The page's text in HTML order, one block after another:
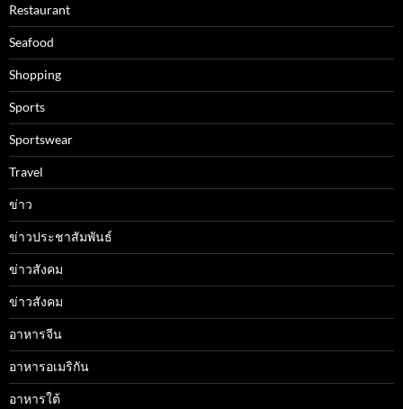
Restaurant
Seafood
Shopping
Sports
Sportswear
Travel
ข่าว
ข่าวประชาสัมพันธ์
ข่าวสังคม
ข่าวสังคม
อาหารจีน
อาหารอเมริกัน
อาหารใต้